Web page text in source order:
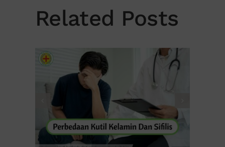
Related Posts